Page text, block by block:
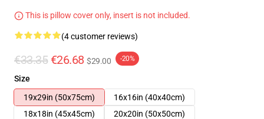
This is pillow cover only, insert is not included.
(4 customer reviews)
€33.35 €26.68 $29.00 -20%
Size
19x29in (50x75cm)
16x16in (40x40cm)
18x18in (45x45cm)
20x20in (50x50cm)